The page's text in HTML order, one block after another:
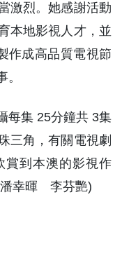
激烈。她感謝活動
本地影視人才，並
作成高品質電視節
每集 25分鐘共 3集
三角，有關電視劇
賞到本澳的影視作
潘幸暉 李芬艷)